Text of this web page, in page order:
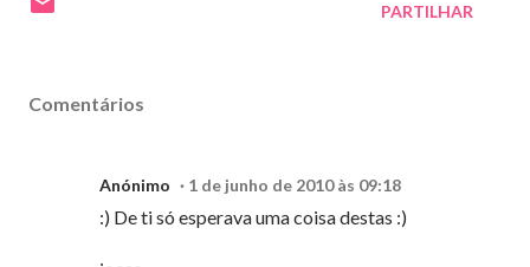
PARTILHAR
Comentários
Anónimo 1 de junho de 2010 às 09:18
:) De ti só esperava uma coisa destas :)